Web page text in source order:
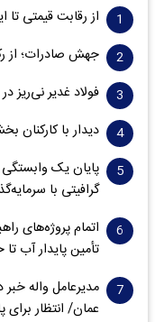
از رقابت قیمتی تا
جهش صادرات؛ از
فولاد غدیر
دیدار با کارکنان
پایان یک وابستگی
گرافیتی با
تأمین پایدار آب
مدیرعامل واله
عمان/ انتظار